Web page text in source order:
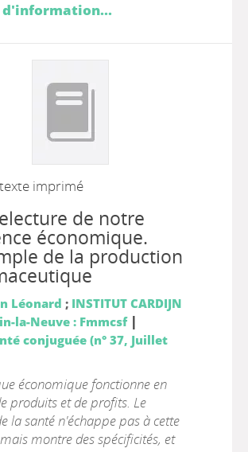
d'information...
imprimé
de notre
économique.
de la production
Léonard ; INSTITUT CARDIJN
la-Neuve : Fmmcsf|
conjuguée (n° 37, Juillet
économique fonctionne en
produits et de profits. Le
la santé n'échappe pas à cette
montre des spécificités, et